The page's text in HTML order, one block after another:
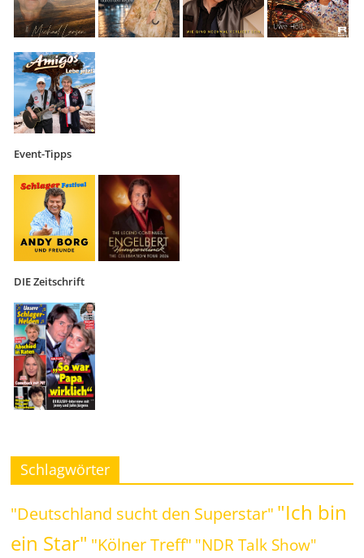
Event-Tipps
DIE Zeitschrift
Schlagwörter
"Deutschland sucht den Superstar" "Ich bin
ein Star" "Kölner Treff" "NDR Talk Show"